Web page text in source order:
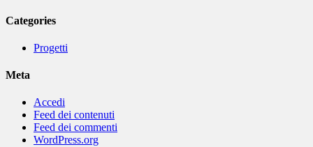
Categories
Progetti
Meta
Accedi
Feed dei contenuti
Feed dei commenti
WordPress.org